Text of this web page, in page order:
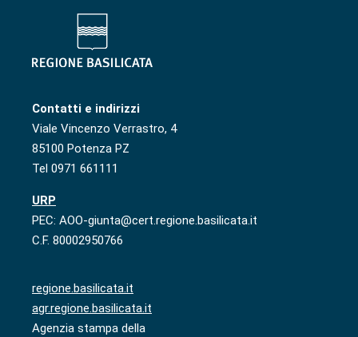
Contatti e indirizzi
Viale Vincenzo Verrastro, 4
85100 Potenza PZ
Tel 0971 661111
URP
PEC: AOO-giunta@cert.regione.basilicata.it
C.F. 80002950766
regione.basilicata.it
agr.regione.basilicata.it
Agenzia stampa della